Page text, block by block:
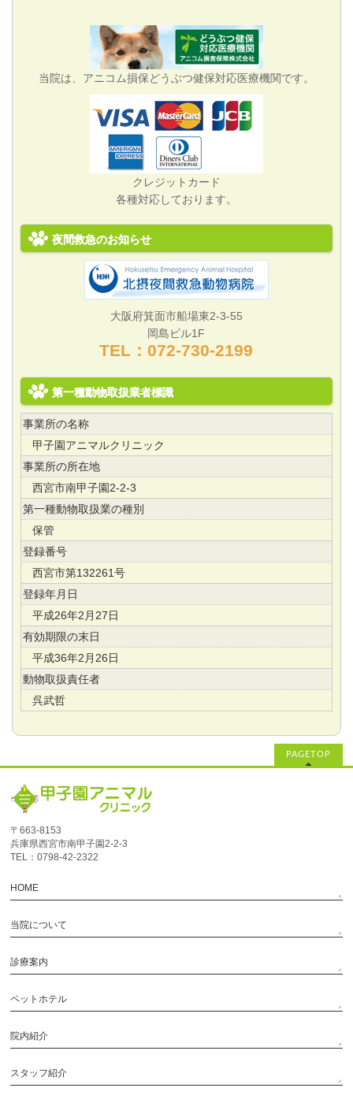
当院は、アニコム損保どうぶつ健保対応医療機関です。
クレジットカード
各種対応しております。
夜間救急のお知らせ
大阪府箕面市船場東2-3-55
岡島ビル1F
TEL：072‐730‐2199
第一種動物取扱業者標識
事業所の名称
甲子園アニマルクリニック
事業所の所在地
西宮市南甲子園2-2-3
第一種動物取扱業の種別
保管
登録番号
西宮市第132261号
登録年月日
平成26年2月27日
有効期限の末日
平成36年2月26日
動物取扱責任者
呉武哲
PAGETOP
〒663-8153
兵庫県西宮市南甲子園2‐2‐3
TEL：0798-42-2322
HOME
当院について
診療案内
ペットホテル
院内紹介
スタッフ紹介